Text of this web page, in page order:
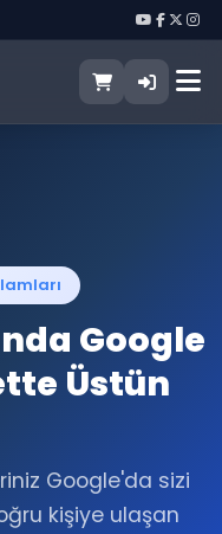
Google
Üstün
Google'da sizi
kişiye ulaşan